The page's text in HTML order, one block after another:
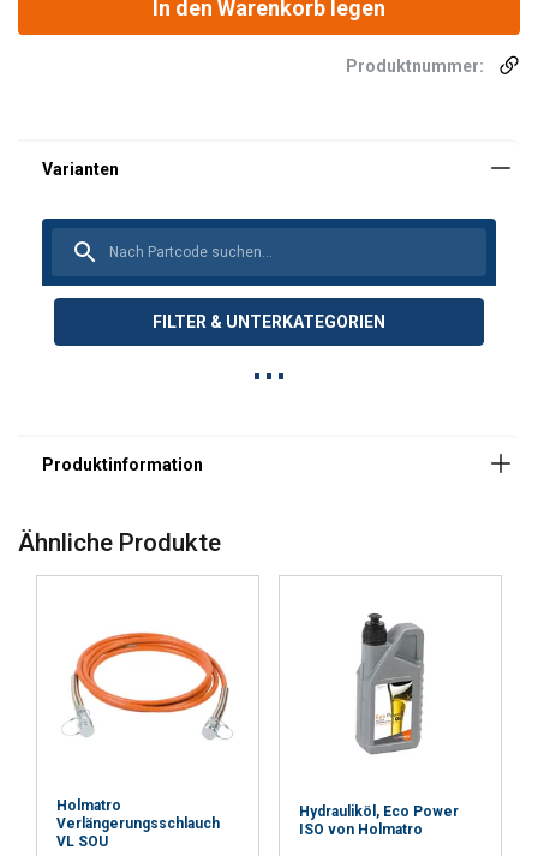
In den Warenkorb legen
Produktnummer:
FILTER & UNTERKATEGORIEN
Ähnliche Produkte
Holmatro
Verlängerungsschlauch
VL SOU
Hydrauliköl, Eco Power
ISO von Holmatro